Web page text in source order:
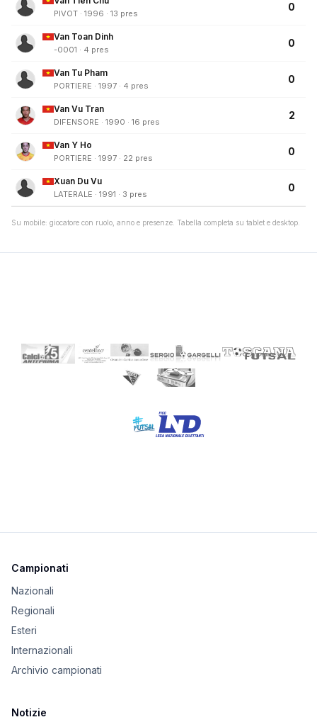
PIVOT · 1996 · 13 pres
0
Van Toan Dinh
-0001 · 4 pres
0
Van Tu Pham
PORTIERE · 1997 · 4 pres
0
Van Vu Tran
DIFENSORE · 1990 · 16 pres
2
Van Y Ho
PORTIERE · 1997 · 22 pres
0
Xuan Du Vu
LATERALE · 1991 · 3 pres
0
Su mobile: giocatore con ruolo, anno e presenze. Tabella completa su tablet e desktop.
Campionati
Nazionali
Regionali
Esteri
Internazionali
Archivio campionati
Notizie